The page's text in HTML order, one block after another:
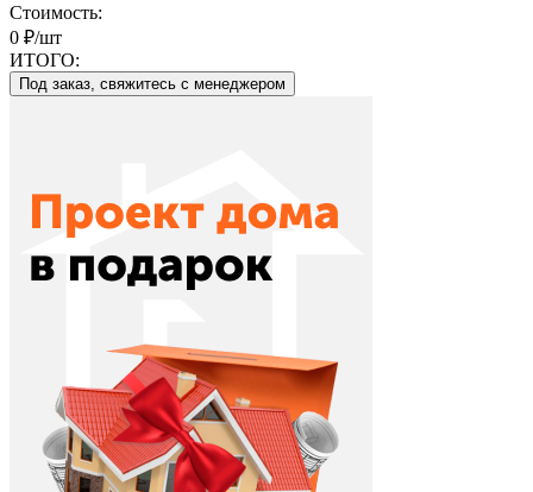
Стоимость:
0 ₽/шт
ИТОГО:
Под заказ, свяжитесь с менеджером